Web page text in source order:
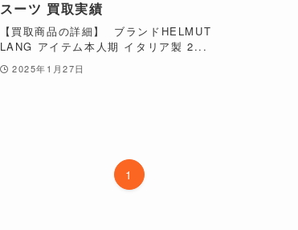
スーツ 買取実績
【買取商品の詳細】 ブランドHELMUT
LANG アイテム本人期 イタリア製 2...
2025年1月27日
1